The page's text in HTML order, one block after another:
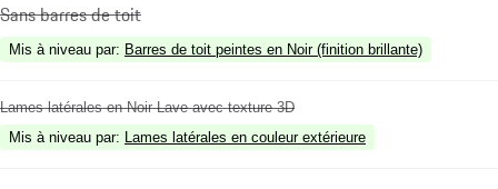
Sans barres de toit
Mis à niveau par: Barres de toit peintes en Noir (finition brillante)
Lames latérales en Noir Lave avec texture 3D
Mis à niveau par: Lames latérales en couleur extérieure